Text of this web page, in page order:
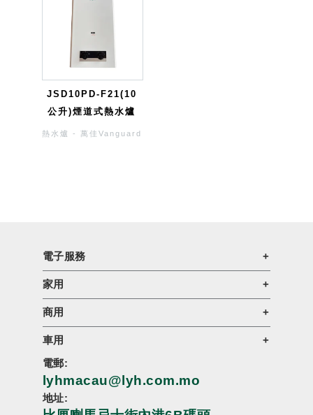
JSD10PD-F21(10
公升)煙道式熱水爐
熱水爐 - 萬佳Vanguard
電子服務
家用
商用
車用
電郵:
lyhmacau@lyh.com.mo
地址: